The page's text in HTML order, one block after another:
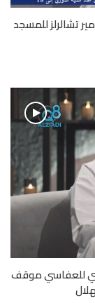
تشالرلز للمسجد
للعفاسي موقف